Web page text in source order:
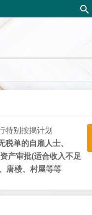
特别按揭计划
税单的自雇人士、
产审批(适合收入不足
唐楼、村屋等等